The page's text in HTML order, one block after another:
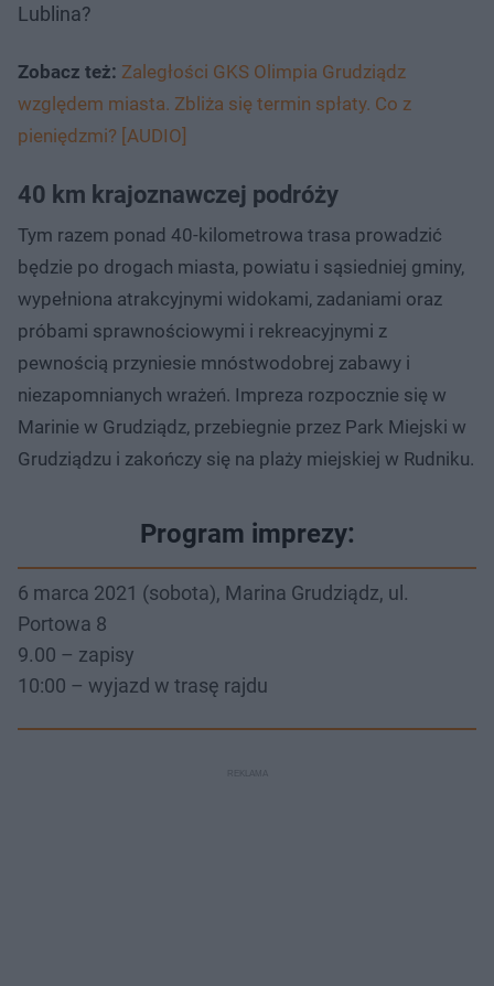
Lublina?
Zobacz też: Zaległości GKS Olimpia Grudziądz
względem miasta. Zbliża się termin spłaty. Co z
pieniędzmi? [AUDIO]
40 km krajoznawczej podróży
Tym razem ponad 40-kilometrowa trasa prowadzić
będzie po drogach miasta, powiatu i sąsiedniej gminy,
wypełniona atrakcyjnymi widokami, zadaniami oraz
próbami sprawnościowymi i rekreacyjnymi z
pewnością przyniesie mnóstwodobrej zabawy i
niezapomnianych wrażeń. Impreza rozpocznie się w
Marinie w Grudziądz, przebiegnie przez Park Miejski w
Grudziądzu i zakończy się na plaży miejskiej w Rudniku.
Program imprezy:
6 marca 2021 (sobota), Marina Grudziądz, ul.
Portowa 8
9.00 – zapisy
10:00 – wyjazd w trasę rajdu